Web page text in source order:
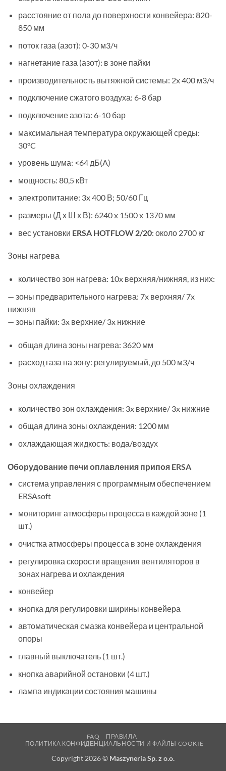
расстояние от пола до поверхности конвейера: 820-
850 мм
поток газа (азот): 0-30 м3/ч
нагнетание газа (азот): в зоне пайки
производительность вытяжной системы: 2x 400 м3/ч
подключение сжатого воздуха: 6-8 бар
подключение азота: 6-10 бар
максимальная температура окружающей среды:
30°C
уровень шума: <64 дБ(A)
мощность: 80,5 кВт
электропитание: 3x 400 В; 50/60 Гц
размеры (Д х Ш х В): 6240 x 1500 x 1370 мм
вес установки ERSA HOTFLOW 2/20: около 2700 кг
Зоны нагрева
количество зон нагрева: 10x верхняя/нижняя, из них:
— зоны предварительного нагрева: 7x верхняя/ 7x
нижняя
— зоны пайки: 3x верхние/ 3x нижние
общая длина зоны нагрева: 3620 мм
расход газа на зону: регулируемый, до 500 м3/ч
Зоны охлаждения
количество зон охлаждения: 3x верхние/ 3x нижние
общая длина зоны охлаждения: 1200 мм
охлаждающая жидкость: вода/воздух
Оборудование печи оплавления припоя ERSA
система управления с программным обеспечением
ERSAsoft
мониторинг атмосферы процесса в каждой зоне (1
шт.)
очистка атмосферы процесса в зоне охлаждения
регулировка скорости вращения вентиляторов в
зонах нагрева и охлаждения
конвейер
кнопка для регулировки ширины конвейера
автоматическая смазка конвейера и центральной
опоры
главный выключатель (1 шт.)
кнопка аварийной остановки (4 шт.)
лампа индикации состояния машины
FAQ
ПРАВИЛА
ПОЛИТИКА КОНФИДЕНЦИАЛЬНОСТИ И ФАЙЛЫ COOKIE
Copyright 2026 © Maszyneria Sp. z o.o.